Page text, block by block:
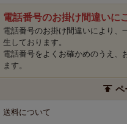
電話番号のお掛け間違いに
電話番号のお掛け間違いにより、
生しております。
電話番号をよくお確かめのうえ、
ます。
ペ
送料について